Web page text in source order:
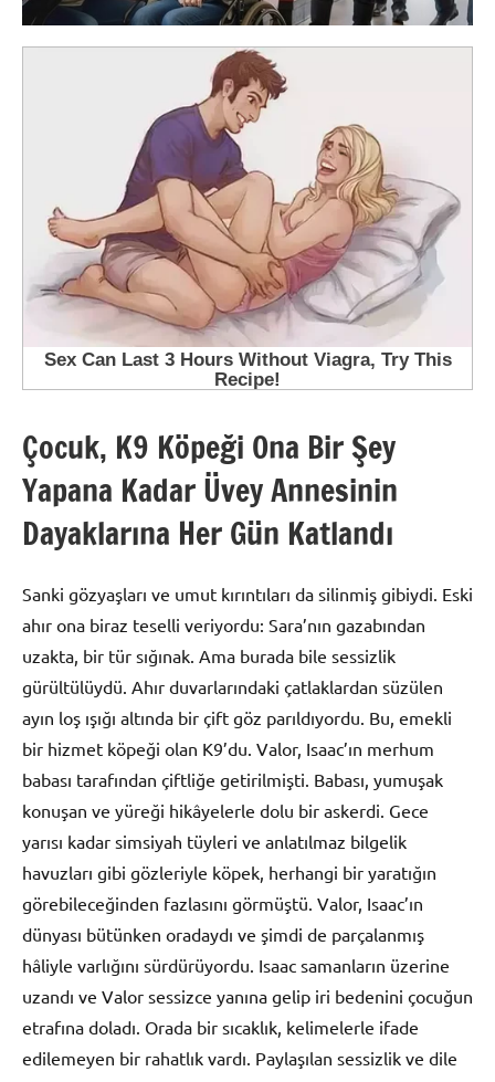
Çocuk, K9 Köpeği Ona Bir Şey
Yapana Kadar Üvey Annesinin
Dayaklarına Her Gün Katlandı
Sanki gözyaşları ve umut kırıntıları da silinmiş gibiydi. Eski
ahır ona biraz teselli veriyordu: Sara’nın gazabından
uzakta, bir tür sığınak. Ama burada bile sessizlik
gürültülüydü. Ahır duvarlarındaki çatlaklardan süzülen
ayın loş ışığı altında bir çift göz parıldıyordu. Bu, emekli
bir hizmet köpeği olan K9’du. Valor, Isaac’ın merhum
babası tarafından çiftliğe getirilmişti. Babası, yumuşak
konuşan ve yüreği hikâyelerle dolu bir askerdi. Gece
yarısı kadar simsiyah tüyleri ve anlatılmaz bilgelik
havuzları gibi gözleriyle köpek, herhangi bir yaratığın
görebileceğinden fazlasını görmüştü. Valor, Isaac’ın
dünyası bütünken oradaydı ve şimdi de parçalanmış
hâliyle varlığını sürdürüyordu. Isaac samanların üzerine
uzandı ve Valor sessizce yanına gelip iri bedenini çocuğun
etrafına doladı. Orada bir sıcaklık, kelimelerle ifade
edilemeyen bir rahatlık vardı. Paylaşılan sessizlik ve dile